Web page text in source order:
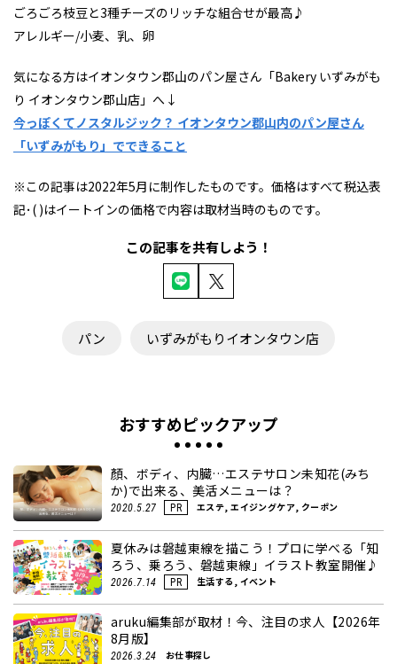
ごろごろ枝豆と3種チーズのリッチな組合せが最高♪
アレルギー/小麦、乳、卵
気になる方はイオンタウン郡山のパン屋さん「Bakery いずみがも
り イオンタウン郡山店」へ↓
今っぽくてノスタルジック？ イオンタウン郡山内のパン屋さん
「いずみがもり」でできること
※この記事は2022年5月に制作したものです。価格はすべて税込表
記･( )はイートインの価格で内容は取材当時のものです。
この記事を共有しよう！
パン いずみがもりイオンタウン店
おすすめピックアップ
顏、ボディ、内臓…エステサロン未知花(みち
か)で出来る、美活メニューは？
2020.5.27 PR エステ, エイジングケア, クーポン
夏休みは磐越東線を描こう！プロに学べる「知
ろう、乗ろう、磐越東線」イラスト教室開催♪
2026.7.14 PR 生活する, イベント
aruku編集部が取材！今、注目の求人【2026年
8月版】
2026.3.24 お仕事探し